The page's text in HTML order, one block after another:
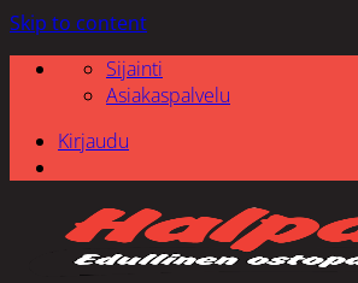
Skip to content
Sijainti
Asiakaspalvelu
Kirjaudu